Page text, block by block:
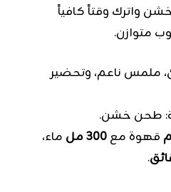
وقتاً كافياً
ناعم، وتحضير
خشن.
مع 300 مل
ماء،
.